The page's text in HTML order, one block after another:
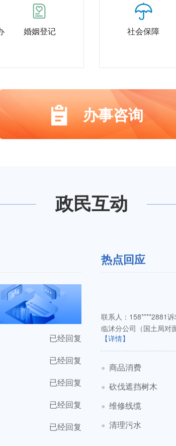
婚姻登记 社会保障
办事咨询
政民互动
已经回复
已经回复
已经回复
已经回复
已经回复
热点回应
联系人：158****2881
临沭分公司（国土局对
予合理赔偿，请...
【详情】
● 商品消费
● 砍伐遮挡树木
● 维修线缆
● 清理污水